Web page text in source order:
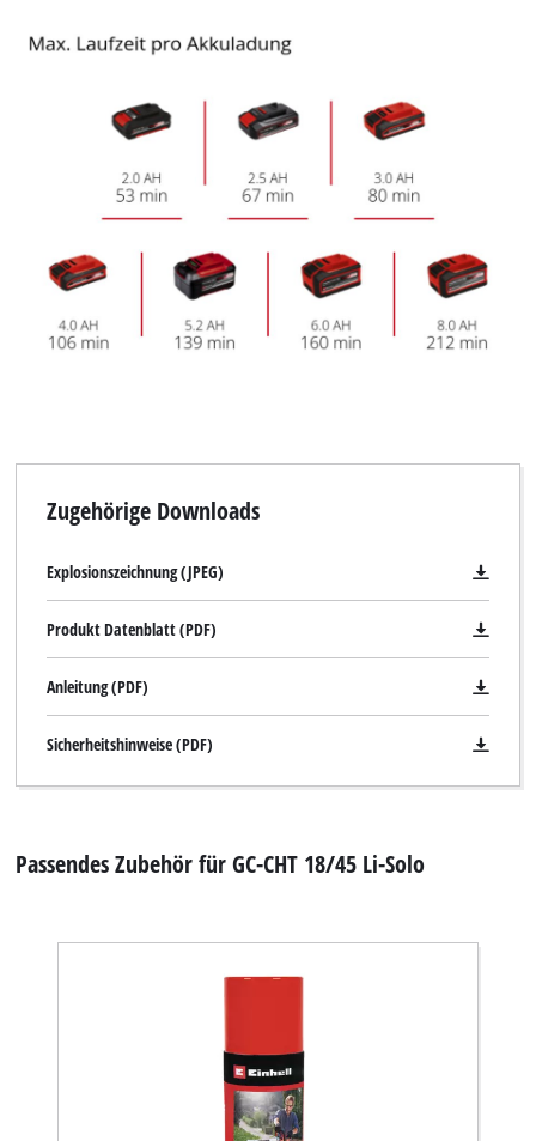
Wir benötigen deine Zustimmung, um
Google Maps laden zu können!
This content is not permitted to load due
the site with their CMP to add this content
to the list of technologies used.
Powered by
Usercentrics Consent
Management Platform
Zugehörige Downloads
Explosionszeichnung (JPEG)
Produkt Datenblatt (PDF)
Anleitung (PDF)
Sicherheitshinweise (PDF)
Passendes Zubehör für GC-CHT 18/45 Li-Solo